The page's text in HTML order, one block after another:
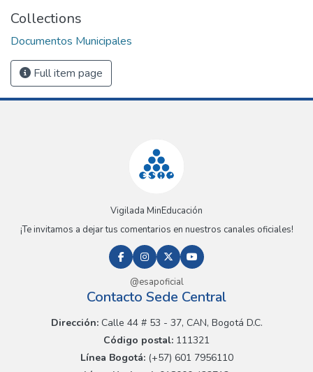
Collections
Documentos Municipales
Full item page
Vigilada MinEducación
¡Te invitamos a dejar tus comentarios en nuestros canales oficiales!
@esapoficial
Contacto Sede Central
Dirección:Calle 44 # 53 - 37, CAN, Bogotá D.C.
Código postal: 111321
Línea Bogotá:(+57) 601 7956110